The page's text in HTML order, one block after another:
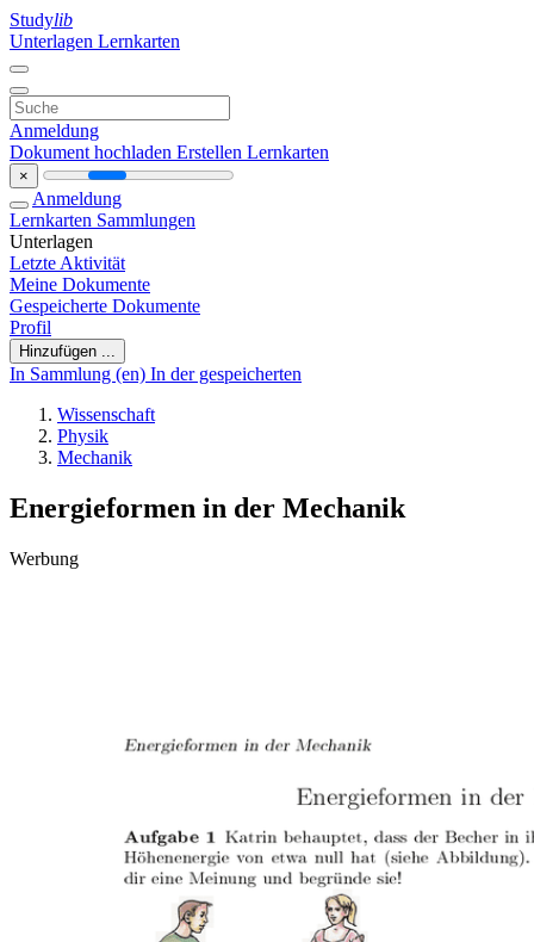
Studylib
Unterlagen Lernkarten
Anmeldung
Dokument hochladen Erstellen Lernkarten
×
Anmeldung
Lernkarten Sammlungen
Unterlagen
Letzte Aktivität
Meine Dokumente
Gespeicherte Dokumente
Profil
Hinzufügen ...
In Sammlung (en) In der gespeicherten
Wissenschaft
Physik
Mechanik
Energieformen in der Mechanik
Werbung